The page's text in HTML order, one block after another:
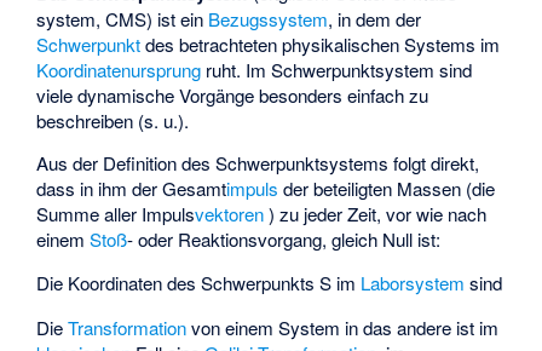
system, CMS) ist ein Bezugssystem, in dem der
Schwerpunktdes betrachteten physikalischen Systems im
Koordinatenursprung ruht. Im Schwerpunktsystem sind
viele dynamische Vorgänge besonders einfach zu
beschreiben (s. u.).
Aus der Definition des Schwerpunktsystems folgt direkt,
dass in ihm der Gesamtimpuls der beteiligten Massen (die
Summe aller Impulsvektoren ) zu jeder Zeit, vor wie nach
einemStoß- oder Reaktionsvorgang, gleich Null ist:
Die Koordinatendes Schwerpunkts S im Laborsystem sind
DieTransformationvon einem System in das andere ist im